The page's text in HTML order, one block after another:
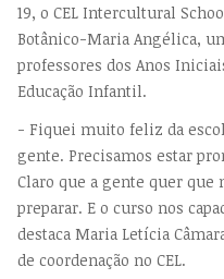
19, o CEL Intercultural
Botânico-Maria Angélica,
professores dos Anos
Educação Infantil.
- Fiquei muito feliz da
gente. Precisamos estar
Claro que a gente quer que
preparar. E o curso nos
destaca Maria Letícia
de coordenação no CEL.